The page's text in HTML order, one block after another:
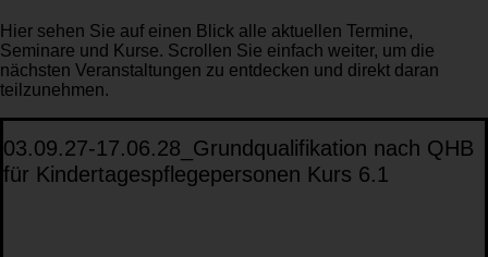
Hier sehen Sie auf einen Blick alle aktuellen Termine,
Seminare und Kurse. Scrollen Sie einfach weiter, um die
nächsten Veranstaltungen zu entdecken und direkt daran
teilzunehmen.
03.09.27-17.06.28_Grundqualifikation nach QHB
für Kindertagespflegepersonen Kurs 6.1